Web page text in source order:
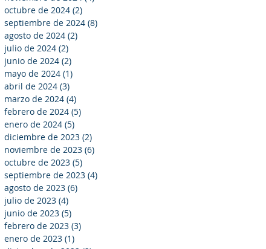
octubre de 2024 (2)
septiembre de 2024 (8)
agosto de 2024 (2)
julio de 2024 (2)
junio de 2024 (2)
mayo de 2024 (1)
abril de 2024 (3)
marzo de 2024 (4)
febrero de 2024 (5)
enero de 2024 (5)
diciembre de 2023 (2)
noviembre de 2023 (6)
octubre de 2023 (5)
septiembre de 2023 (4)
agosto de 2023 (6)
julio de 2023 (4)
junio de 2023 (5)
febrero de 2023 (3)
enero de 2023 (1)